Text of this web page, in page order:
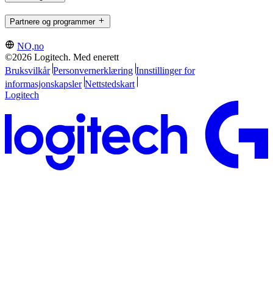
Partnere og programmer
NO,no
©2026 Logitech. Med enerett
Bruksvilkår Personvernerklæring Innstillinger for
informasjonskapsler Nettstedskart
Logitech